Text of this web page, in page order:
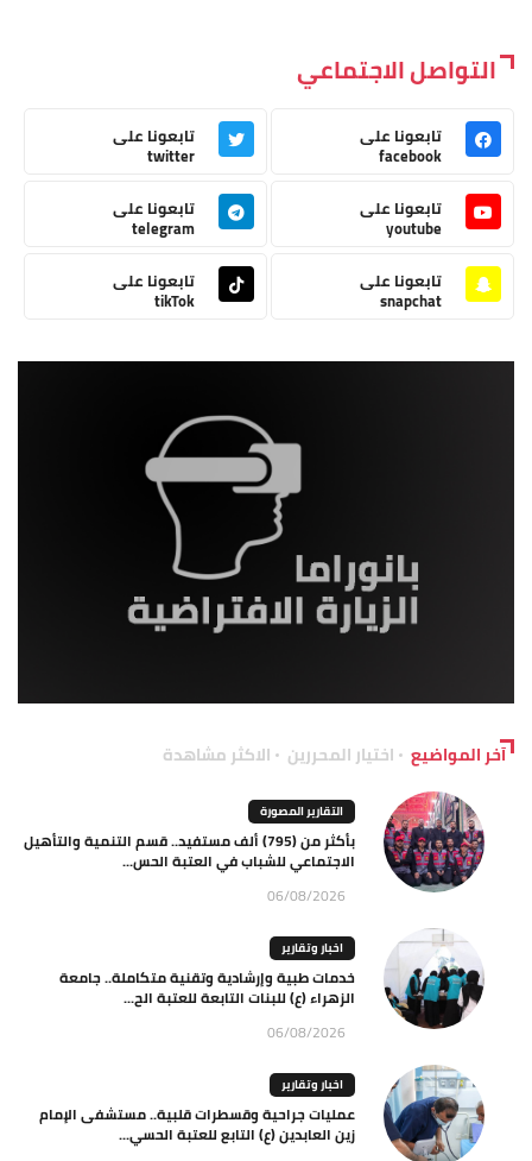
التواصل الاجتماعي
تابعونا على
facebook
تابعونا على
twitter
تابعونا على
youtube
تابعونا على
telegram
تابعونا على
snapchat
تابعونا على
tikTok
آخر المواضيع اختيار المحررين الاكثر مشاهدة
التقارير المصورة
بأكثر من (795) ألف مستفيد.. قسم التنمية والتأهيل
الاجتماعي للشباب في العتبة الحس...
06/08/2026
اخبار وتقارير
خدمات طبية وإرشادية وتقنية متكاملة.. جامعة
الزهراء (ع) للبنات التابعة للعتبة الح...
06/08/2026
اخبار وتقارير
عمليات جراحية وقسطرات قلبية.. مستشفى الإمام
زين العابدين (ع) التابع للعتبة الحسي...